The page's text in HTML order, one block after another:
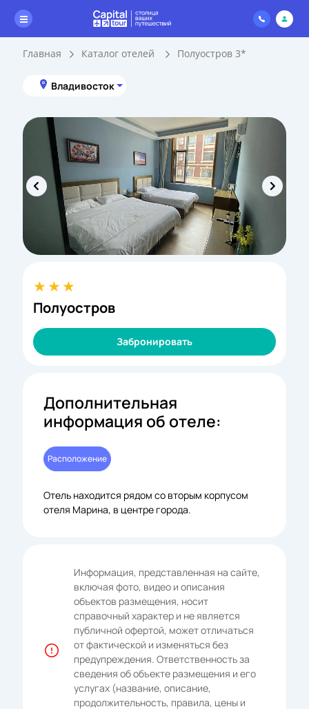
Главная Каталог отелей Полуостров 3*
Владивосток
Полуостров
Забронировать
Дополнительная
информация об отеле:
Расположение
Отель находится рядом со вторым корпусом
отеля Марина, в центре города.
Информация, представленная на сайте,
включая фото, видео и описания
объектов размещения, носит
справочный характер и не является
публичной офертой, может отличаться
от фактической и изменяться без
предупреждения. Ответственность за
сведения об объекте размещения и его
услугах (название, описание,
продолжительность, правила, цены и